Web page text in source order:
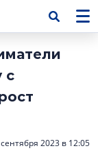
с
2023 в 12:05